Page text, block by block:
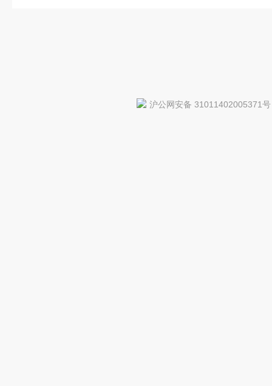
沪公网安备 31011402005371号